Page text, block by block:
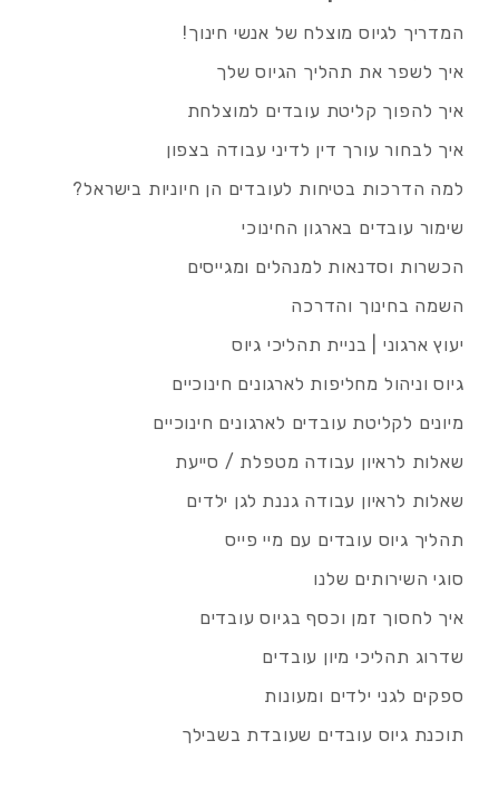
המדריך לגיוס מוצלח של אנשי חינוך!
איך לשפר את תהליך הגיוס שלך
איך להפוך קליטת עובדים למוצלחת
איך לבחור עורך דין לדיני עבודה בצפון
למה הדרכות בטיחות לעובדים הן חיוניות בישראל?
שימור עובדים בארגון החינוכי
הכשרות וסדנאות למנהלים ומגייסים
השמה בחינוך והדרכה
יעוץ ארגוני | בניית תהליכי גיוס
גיוס וניהול מחליפות לארגונים חינוכיים
מיונים לקליטת עובדים לארגונים חינוכיים
שאלות לראיון עבודה מטפלת / סייעת
שאלות לראיון עבודה גננת לגן ילדים
תהליך גיוס עובדים עם מיי פייס
סוגי השירותים שלנו
איך לחסוך זמן וכסף בגיוס עובדים
שדרוג תהליכי מיון עובדים
ספקים לגני ילדים ומעונות
תוכנת גיוס עובדים שעובדת בשבילך